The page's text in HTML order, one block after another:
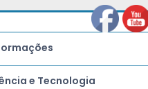
e Tecnologia